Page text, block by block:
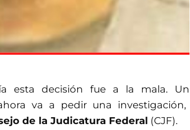
esta decisión fue a la mala. Un
va a pedir una investigación,
de la Judicatura Federal (CJF).